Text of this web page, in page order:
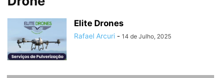
Elite Drones
Rafael Arcuri - 14 de Julho, 2025